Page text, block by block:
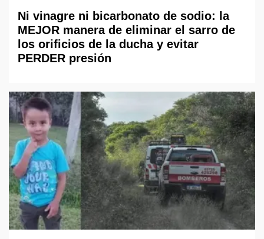
Ni vinagre ni bicarbonato de sodio: la
MEJOR manera de eliminar el sarro de
los orificios de la ducha y evitar
PERDER presión